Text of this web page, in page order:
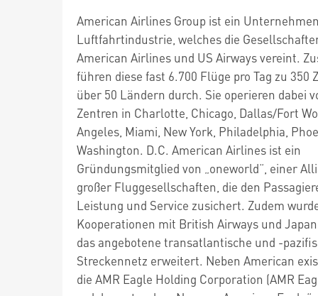
American Airlines Group ist ein
Luftfahrtindustrie, welches die
American Airlines und US Airways vereint.
führen diese fast 6.700 Flüge pro Tag zu 350
über 50 Ländern durch. Sie operieren dabei
Zentren in Charlotte, Chicago, Dallas/Fort
Angeles, Miami, New York, Philadelphia,
Washington. D.C. American Airlines ist ein
Gründungsmitglied von „oneworld“, einer
großer Fluggesellschaften, die den
Leistung und Service zusichert. Zudem
Kooperationen mit British Airways und
das angebotene transatlantische und -
Streckennetz erweitert. Neben American
die AMR Eagle Holding Corporation (AMR